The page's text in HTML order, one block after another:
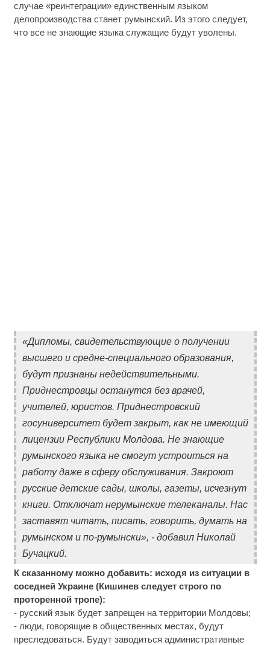
случае «реинтеграции» единственным языком
делопроизводства станет румынский. Из этого следует,
что все не знающие языка служащие будут уволены.
«Дипломы, свидетельствующие о получении
высшего и средне-специального образования,
будут признаны недействительными.
Приднестровцы останутся без врачей,
учителей, юристов. Приднестровский
госуниверситет будет закрыт, как не имеющий
лицензии Республики Молдова. Не знающие
румынского языка не смогут устроиться на
работу даже в сферу обслуживания. Закроют
русские детские сады, школы, газеты, исчезнут
книги. Отключат нерумынские телеканалы. Нас
заставят читать, писать, говорить, думать на
румынском и по-румынски», - добавил Николай
Бучацкий.
К сказанному можно добавить: исходя из ситуации в
соседней Украине (Кишинев следует строго по
проторенной тропе):
- русский язык будет запрещен на территории Молдовы;
- люди, говорящие в общественных местах, будут
преследоваться. Будут заводиться административные